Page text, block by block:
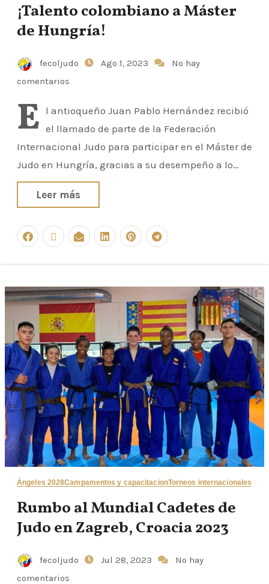
¡Talento colombiano a Máster
de Hungría!
fecoljudo Ago 1, 2023
No hay
comentarios
E l antioqueño Juan Pablo Hernández recibió
el llamado de parte de la Federación
Internacional Judo para participar en el Máster de
Judo en Hungría, gracias a su desempeño a lo…
Leer más
Ángeles 2028Campamentos y capacitacionTorneos internacionales
Rumbo al Mundial Cadetes de
Judo en Zagreb, Croacia 2023
fecoljudo Jul 28, 2023
No hay
comentarios